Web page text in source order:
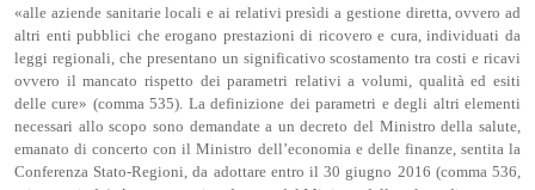
«alle aziende sanitarie locali e ai relativi presìdi a gestione diretta, ovvero ad
altri enti pubblici che erogano prestazioni di ricovero e cura, individuati da
leggi regionali, che presentano un significativo scostamento tra costi e ricavi
ovvero il mancato rispetto dei parametri relativi a volumi, qualità ed esiti
delle cure» (comma 535). La definizione dei parametri e degli altri elementi
necessari allo scopo sono demandate a un decreto del Ministro della salute,
emanato di concerto con il Ministro dell’economia e delle finanze, sentita la
Conferenza Stato-Regioni, da adottare entro il 30 giugno 2016 (comma 536,